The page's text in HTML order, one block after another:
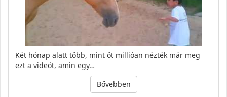
Két hónap alatt több, mint öt millióan nézték már meg
ezt a videót, amin egy…
Bővebben